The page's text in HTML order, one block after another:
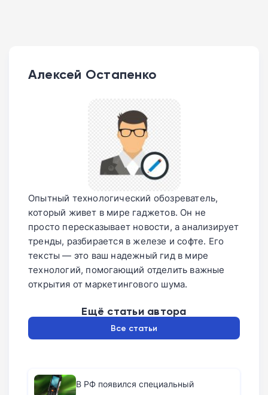
Алексей Остапенко
Опытный технологический обозреватель,
который живет в мире гаджетов. Он не
просто пересказывает новости, а анализирует
тренды, разбирается в железе и софте. Его
тексты — это ваш надежный гид в мире
технологий, помогающий отделить важные
открытия от маркетингового шума.
Ещё статьи автора
Все статьи
В РФ появился специальный